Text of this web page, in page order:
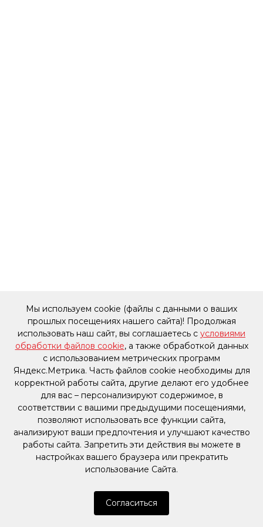
Мы используем cookie (файлы с данными о ваших
прошлых посещениях нашего сайта)! Продолжая
использовать наш сайт, вы соглашаетесь с условиями
обработки файлов cookie, а также обработкой данных
с использованием метрических программ
Яндекс.Метрика. Часть файлов cookie необходимы для
корректной работы сайта, другие делают его удобнее
для вас – персонализируют содержимое, в
соответствии с вашими предыдущими посещениями,
позволяют использовать все функции сайта,
анализируют ваши предпочтения и улучшают качество
работы сайта. Запретить эти действия вы можете в
настройках вашего браузера или прекратить
использование Сайта.
Согласиться